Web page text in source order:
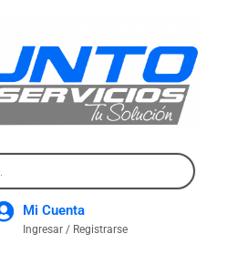
Mi Cuenta
Ingresar / Registrarse